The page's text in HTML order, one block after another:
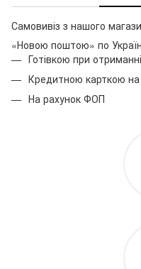
Самовивіз з нашого
«Новою поштою» по
Готівкою при отриманні
Кредитною карткою на
На рахунок ФОП